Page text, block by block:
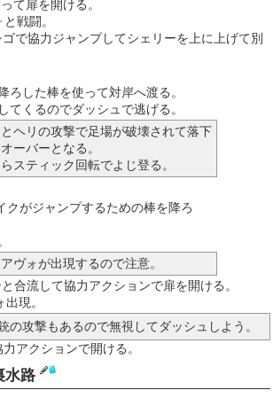
て扉を開ける。
戦闘。
で協力ジャンプしてシェリーを上に上げて別
ろした棒を使って対岸へ渡る。
てくるのでダッシュで逃げる。
ヘリの攻撃で足場が破壊されて落下
ーバーとなる。
スティック回転でよじ登る。
クがジャンプするための棒を降ろ
ヴォが出現するので注意。
合流して協力アクションで扉を開ける。
現。
の攻撃もあるので無視してダッシュしよう。
アクションで開ける。
水路